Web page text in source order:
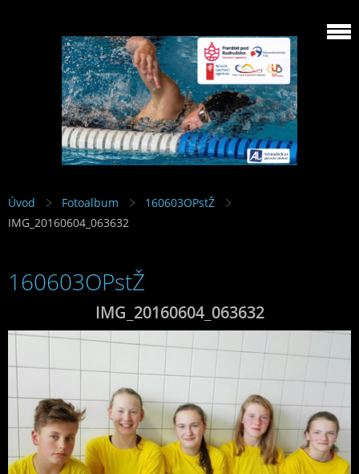
Úvod Fotoalbum
160603OPstŽ
IMG_20160604_063632
160603OPstŽ
IMG_20160604_063632